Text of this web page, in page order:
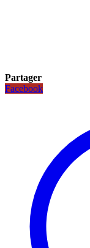
Partager
Facebook